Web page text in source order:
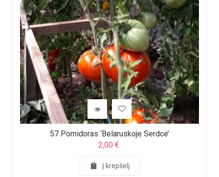
57 Pomidoras ‘Belaruskoje Serdce’
2,00 €
Į krepšelį